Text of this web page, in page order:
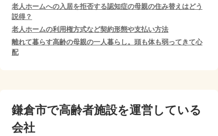
老人ホームへの入居を拒否する認知症の母親の住み替えはどう
説得？
老人ホームの利用権方式など契約形態や支払い方法
離れて暮らす高齢の母親の一人暮らし。頭も体も弱ってきて心
配
鎌倉市で高齢者施設を運営している
会社